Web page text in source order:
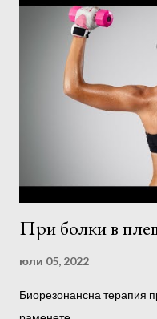
При болки в
юли 05, 2022
Биорезонансна терапия